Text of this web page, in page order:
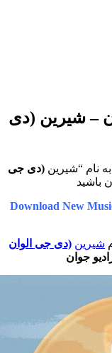
(دی
(دی جی
Download
جی الوان